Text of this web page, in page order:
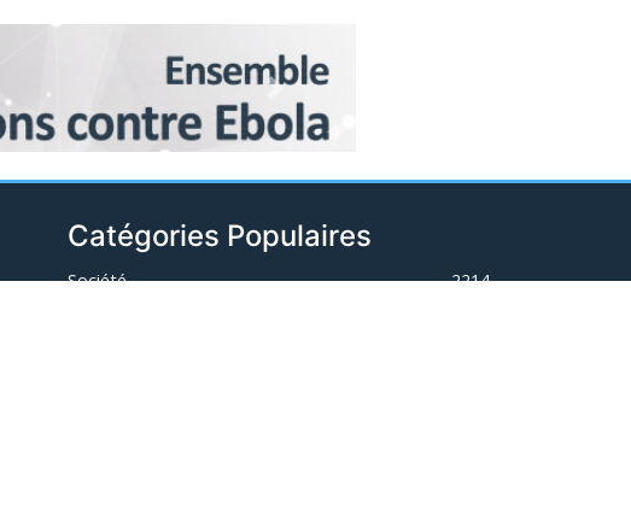
Next
Catégories Populaires
Société
2214